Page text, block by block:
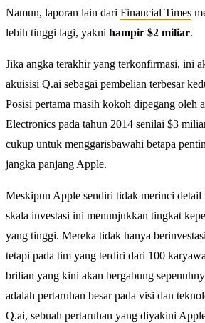
Namun, laporan lain dari Financial Times
lebih tinggi lagi, yakni hampir $2 miliar.
Jika angka terakhir yang terkonfirmasi, ini
akuisisi Q.ai sebagai pembelian terbesar
Posisi pertama masih kokoh dipegang oleh
Electronics pada tahun 2014 senilai $3
cukup untuk menggarisbawahi betapa
jangka panjang Apple.
Meskipun Apple sendiri tidak merinci detail
skala investasi ini menunjukkan tingkat
yang tinggi. Mereka tidak hanya
tetapi pada tim yang terdiri dari 100
brilian yang kini akan bergabung
adalah pertaruhan besar pada visi dan
Q.ai, sebuah pertaruhan yang diyakini